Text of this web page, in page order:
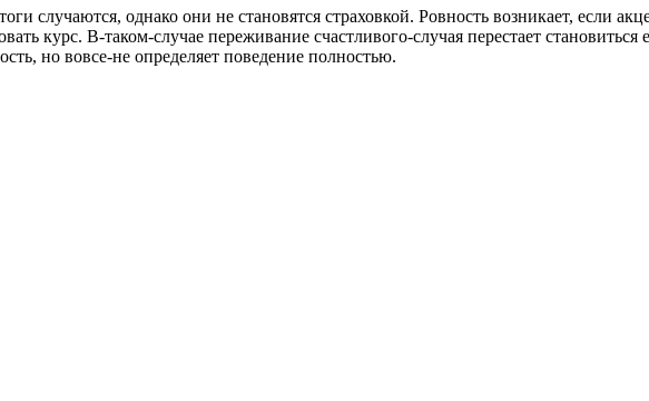
случаются, однако они не становятся страховкой. Ровность возникает, если
курс. В-таком-случае переживание счастливого-случая перестает
но вовсе-не определяет поведение полностью.